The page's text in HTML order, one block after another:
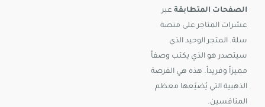
الصفحات المتطابقة عبر
عشرات المتاجر على منصة
سلة. المتجر الوحيد الذي
سيتصدر هو الذي يكتب وصفاً
مميزاً وفريداً. هذه هي الفرصة
الذهبية التي يُضيّعها معظم
المنافسين.